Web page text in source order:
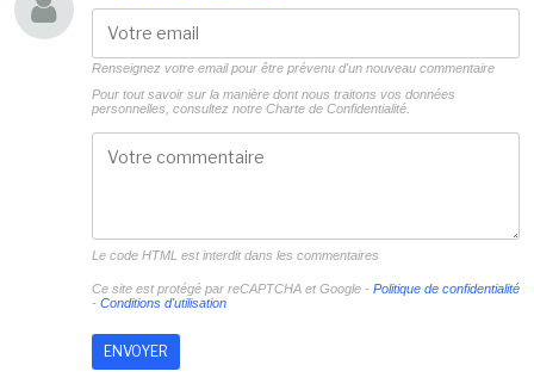
Renseignez votre email pour être prévenu d'un nouveau commentaire
Pour tout savoir sur la manière dont nous traitons vos données
personnelles, consultez notre Charte de Confidentialité.
Le code HTML est interdit dans les commentaires
Ce site est protégé par reCAPTCHA et Google - Politique de confidentialité
- Conditions d'utilisation